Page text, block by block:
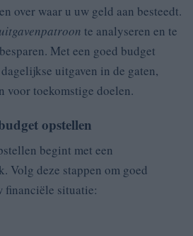
over waar u uw geld aan besteedt.
uitgavenpatroon te analyseren en te
Met een goed budget
uitgaven in de gaten,
voor toekomstige doelen.
opstellen
begint met een
Volg deze stappen om goed
situatie: